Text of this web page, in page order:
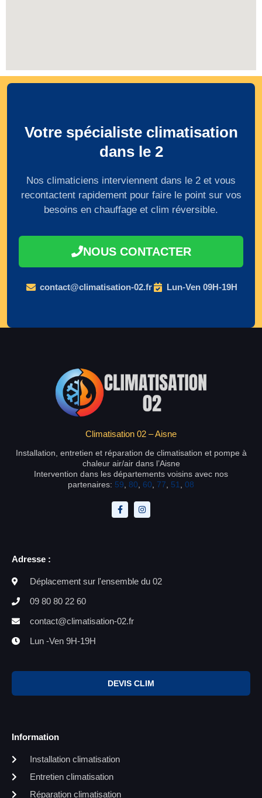
Votre spécialiste climatisation
dans le 2
Nos climaticiens interviennent dans le 2 et vous
recontactent rapidement pour faire le point sur vos
besoins en chauffage et clim réversible.
NOUS CONTACTER
contact@climatisation-02.fr Lun-Ven 09H-19H
Climatisation 02 – Aisne
Installation, entretien et réparation de climatisation et pompe à
chaleur air/air dans l’Aisne
Intervention dans les départements voisins avec nos
partenaires: 59 80 60 77 51 08
Adresse :
Déplacement sur l'ensemble du 02
09 80 80 22 60
contact@climatisation-02.fr
Lun -Ven 9H-19H
DEVIS CLIM
Information
Installation climatisation
Entretien climatisation
Réparation climatisation